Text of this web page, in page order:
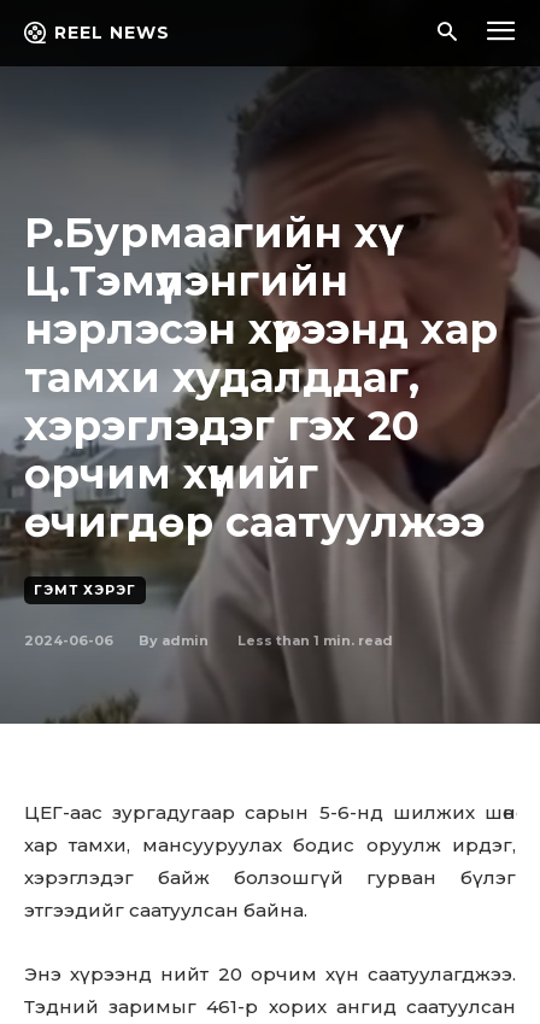
REEL NEWS
Р.Бурмаагийн хүү
Ц.Тэмүүлэнгийн
нэрлэсэн хүрээнд хар
тамхи худалддаг,
хэрэглэдэг гэх 20
орчим хүнийг
өчигдөр саатуулжээ
ГЭМТ ХЭРЭГ
2024-06-06 By admin Less than 1 min. read
ЦЕГ-аас зургадугаар сарын 5-6-нд шилжих шөнө
хар тамхи, мансууруулах бодис оруулж ирдэг,
хэрэглэдэг байж болзошгүй гурван бүлэг
этгээдийг саатуулсан байна.
Энэ хүрээнд нийт 20 орчим хүн саатуулагджээ.
Тэдний заримыг 461-р хорих ангид саатуулсан